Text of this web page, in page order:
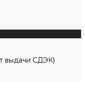
выдачи СДЭК)